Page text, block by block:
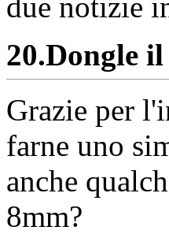
20.Dongle
Grazie per
farne uno
anche
8mm?